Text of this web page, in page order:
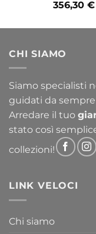
356,30 €
CHI SIAMO
Siamo specialisti
guidati da
Arredare il tuo
stato così
collezioni!
LINK VELOCI
Chi siamo